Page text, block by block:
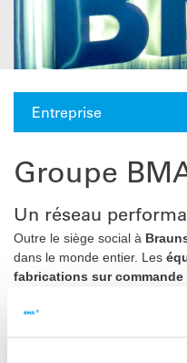
Entreprise
Groupe
Un réseau
Outre le siège social à
dans le monde entier. Les
fabrications sur commande
également directement sur